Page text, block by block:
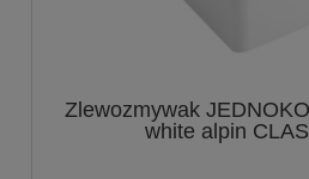
Zlewozmywak
white alpin